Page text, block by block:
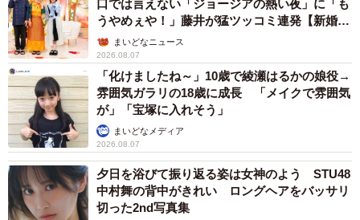
口では言えない「ジョージアの熱い夜」に「も
うやめぇや！」藤井が猛ツッコミ連発【新婚さ
ん】まいどなニュース
2026.08.07
「化けましたね～」10歳で綾瀬はるかの娘役→
雰囲気ガラリの18歳に成長 「メイクで雰囲気
が」「宝塚に入れそう」
まいどなメディア
2026.08.07
夕日を浴びて振り返る姿は女神のよう STU48
中村舞の背中がきれい ロングヘアをバッサリ
切った2nd写真集